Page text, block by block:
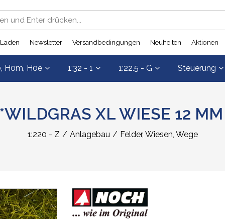
Gleise
Standardgleise
Startsets
Gleise
Standardgleise
Startsets
H0m, H0e
Gleise
Standardgleise
Startsets
1:32 - 1
Gleise
Standardgleise
1:22.5 - G
Gleise
Standardgleise
Startsets
Steuerung
Schalt-Decoder Rückmelder
Gleise
Standardgleise
Startsets
Laden Newsletter Versandbedingungen Neuheiten Aktionen
XL WIESE 12
1:220 - Z Anlagebau Felder, Wiesen, Wege